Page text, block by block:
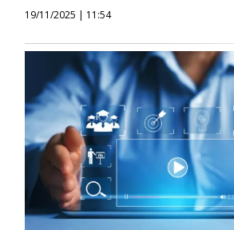
19/11/2025 | 11:54